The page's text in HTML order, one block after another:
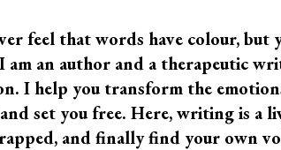
feel that words have colour, but
an author and a therapeutic
I help you transform the
set you free. Here, writing is
and finally find your own